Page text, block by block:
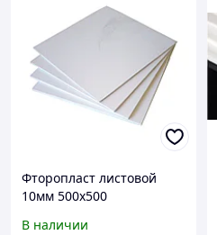
Фторопласт листовой
10мм 500х500
В наличии